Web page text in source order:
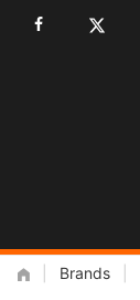
Zum
Brands